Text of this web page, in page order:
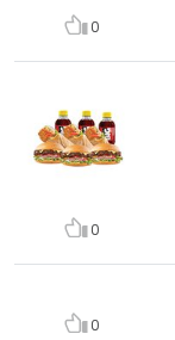
0
0
0